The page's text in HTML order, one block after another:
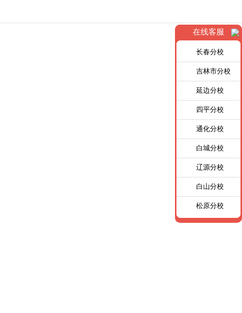
在线客服
长春分校
吉林市分校
延边分校
四平分校
通化分校
白城分校
辽源分校
白山分校
松原分校